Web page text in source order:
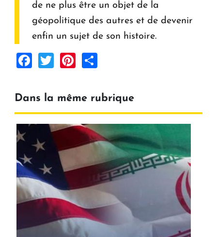
de ne plus être un objet de la
géopolitique des autres et de devenir
enfin un sujet de son histoire.
Facebook
TwitterPinterest
Dans la même rubrique